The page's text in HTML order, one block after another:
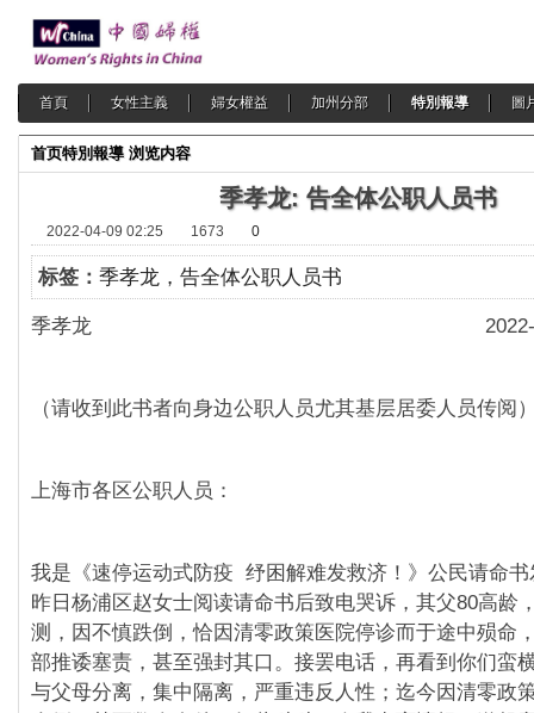
首頁 女性主義 婦女權益 加州分部 特別報導 圖
首页特別報導 浏览内容
季孝龙: 告全体公职人员书
2022-04-09 02:25 1673 0
标签： 季孝龙，告全体公职人员书
季孝龙 2022-4-
（请收到此书者向身边公职人员尤其基层居委人员传阅
上海市各区公职人员：
我是《速停运动式防疫 纾困解难发救济！》公民请命
昨日杨浦区赵女士阅读请命书后致电哭诉，其父80高龄
测，因不慎跌倒，恰因清零政策医院停诊而于途中殒命
部推诿塞责，甚至强封其口。接罢电话，再看到你们蛮
与父母分离，集中隔离，严重违反人性；迄今因清零政